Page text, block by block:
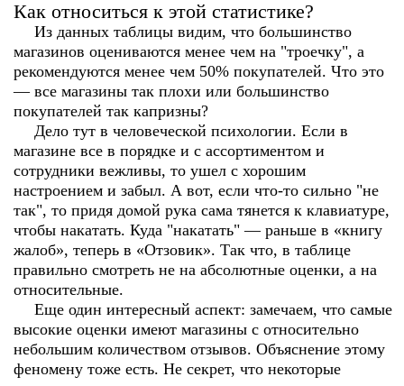
Как относиться к этой статистике?
Из данных таблицы видим, что большинство
магазинов оцениваются менее чем на "троечку", а
рекомендуются менее чем 50% покупателей. Что это
— все магазины так плохи или большинство
покупателей так капризны?
Дело тут в человеческой психологии. Если в
магазине все в порядке и с ассортиментом и
сотрудники вежливы, то ушел с хорошим
настроением и забыл. А вот, если что-то сильно "не
так", то придя домой рука сама тянется к клавиатуре,
чтобы накатать. Куда "накатать" — раньше в «книгу
жалоб», теперь в «Отзовик». Так что, в таблице
правильно смотреть не на абсолютные оценки, а на
относительные.
Еще один интересный аспект: замечаем, что самые
высокие оценки имеют магазины с относительно
небольшим количеством отзывов. Объяснение этому
феномену тоже есть. Не секрет, что некоторые